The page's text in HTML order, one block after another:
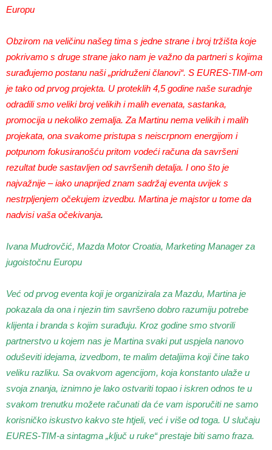
Europu
Obzirom na veličinu našeg tima s jedne strane i broj tržišta koje
pokrivamo s druge strane jako nam je važno da partneri s kojima
surađujemo postanu naši „pridruženi članovi“. S EURES-TIM-om
je tako od prvog projekta. U proteklih 4,5 godine naše suradnje
odradili smo veliki broj velikih i malih evenata, sastanka,
promocija u nekoliko zemalja. Za Martinu nema velikih i malih
projekata, ona svakome pristupa s neiscrpnom energijom i
potpunom fokusiranošću pritom vodeći računa da savršeni
rezultat bude sastavljen od savršenih detalja. I ono što je
najvažnije – iako unaprijed znam sadržaj eventa uvijek s
nestrpljenjem očekujem izvedbu. Martina je majstor u tome da
nadvisi vaša očekivanja.
Ivana Mudrovčić, Mazda Motor Croatia, Marketing Manager za
jugoistočnu Europu
Već od prvog eventa koji je organizirala za Mazdu, Martina je
pokazala da ona i njezin tim savršeno dobro razumiju potrebe
klijenta i branda s kojim surađuju. Kroz godine smo stvorili
partnerstvo u kojem nas je Martina svaki put uspjela nanovo
oduševiti idejama, izvedbom, te malim detaljima koji čine tako
veliku razliku. Sa ovakvom agencijom, koja konstanto ulaže u
svoja znanja, iznimno je lako ostvariti topao i iskren odnos te u
svakom trenutku možete računati da će vam isporučiti ne samo
korisničko iskustvo kakvo ste htjeli, već i više od toga. U slučaju
EURES-TIM-a sintagma „ključ u ruke“ prestaje biti samo fraza.